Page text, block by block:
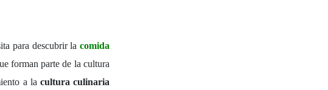
para descubrir la comida
forman parte de la cultura
a la cultura culinaria